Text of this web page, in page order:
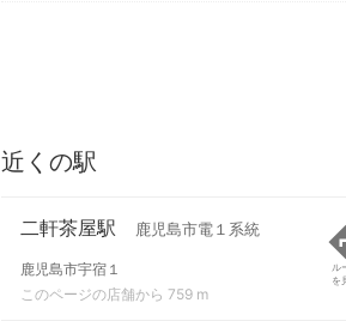
近くの駅
二軒茶屋駅 鹿児島市電１系統
鹿児島市宇宿１
このページの店舗から 759 m
ル
を